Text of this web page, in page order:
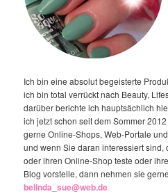
Ich bin eine absolut begeisterte
ich bin total verrückt nach Beauty,
darüber berichte ich hauptsächlich
ich jetzt schon seit dem Sommer
gerne Online-Shops, Web-Portale
und wenn Sie daran interessiert sind,
oder ihren Online-Shop teste oder
Blog vorstelle, dann nehmen sie
belinda_sue@web.de